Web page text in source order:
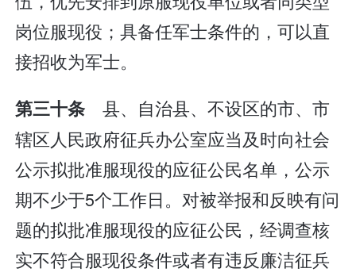
岗位服现役；具备任军士条件的，可以直
接招收为军士。
第三十条 县、自治县、不设区的市、市
辖区人民政府征兵办公室应当及时向社会
公示拟批准服现役的应征公民名单，公示
期不少于5个工作日。对被举报和反映有问
题的拟批准服现役的应征公民，经调查核
实不符合服现役条件或者有违反廉洁征兵